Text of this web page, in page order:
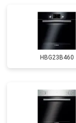
HBG23B460